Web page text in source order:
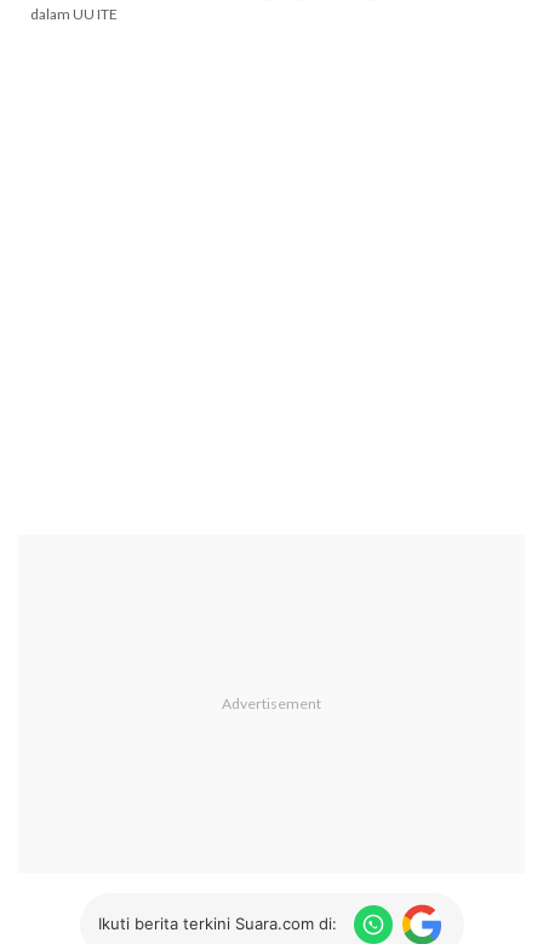
dalam UU ITE
Ikuti berita terkini Suara.com di: